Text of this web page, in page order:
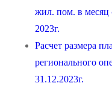
жил. пом. в месяц
2023г.
Расчет размера
регионального
31.12.2023г.